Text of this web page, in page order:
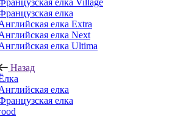
елка Village
елка
елка Extra
елка Next
елка Ultima
Назад
елка
елка